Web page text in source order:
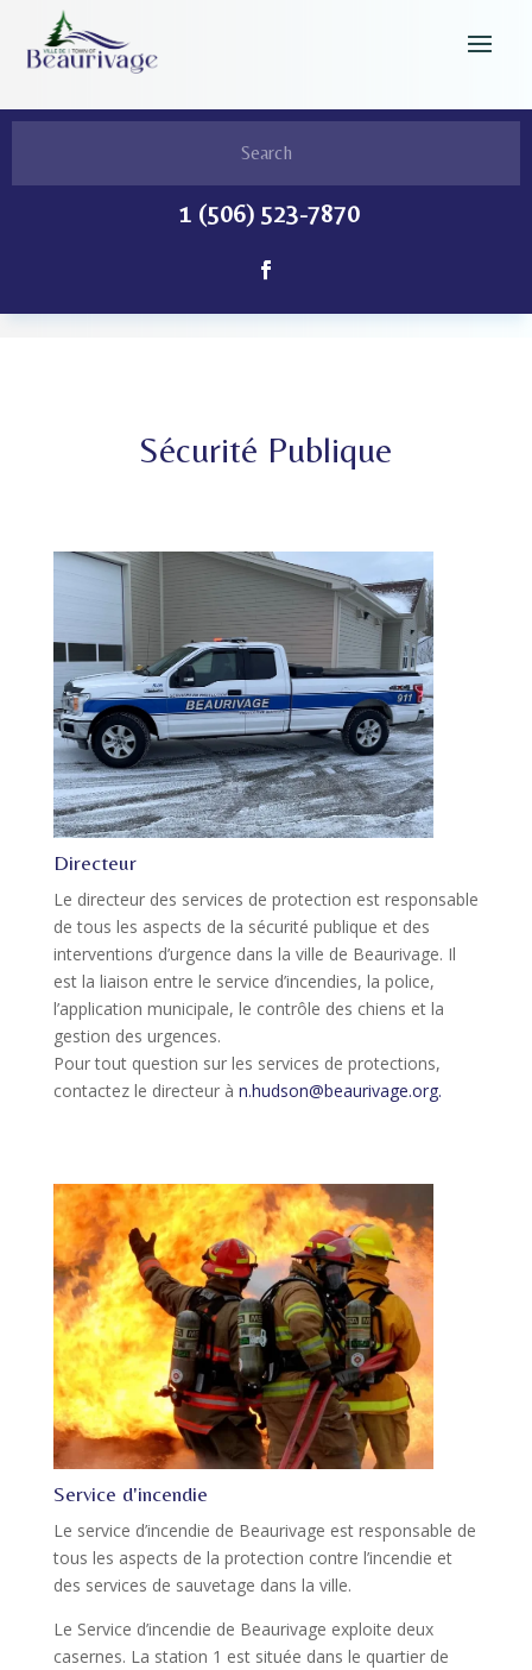
1 (506) 523-7870
Sécurité Publique
Directeur
Le directeur des services de protection est responsable
de tous les aspects de la sécurité publique et des
interventions d’urgence dans la ville de Beaurivage. Il
est la liaison entre le service d’incendies, la police,
l’application municipale, le contrôle des chiens et la
gestion des urgences.
Pour tout question sur les services de protections,
contactez le directeur à n.hudson@beaurivage.org.
Service d'incendie
Le service d’incendie de Beaurivage est responsable de
tous les aspects de la protection contre l’incendie et
des services de sauvetage dans la ville.
Le Service d’incendie de Beaurivage exploite deux
casernes. La station 1 est située dans le quartier de